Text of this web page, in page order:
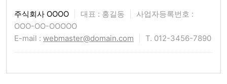
주식회사 OOOO 대표 : 홍길동
사업자등록번호 :
OOO-OO-OOOOO
E-mail : webmaster@domain.com T. 012-3456-7890